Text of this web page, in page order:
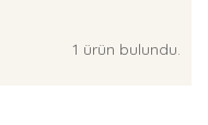
1 ürün bulundu.